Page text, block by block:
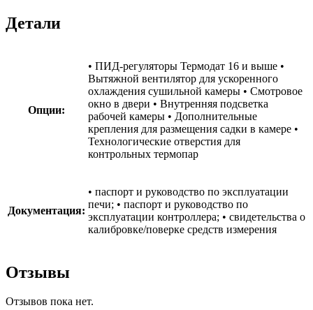
Детали
Опции:
• ПИД-регуляторы Термодат 16 и выше •
Вытяжной вентилятор для ускоренного
охлаждения сушильной камеры • Смотровое
окно в двери • Внутренняя подсветка
рабочей камеры • Дополнительные
крепления для размещения садки в камере •
Технологические отверстия для
контрольных термопар
Документация:
• паспорт и руководство по эксплуатации
печи; • паспорт и руководство по
эксплуатации контроллера; • свидетельства о
калибровке/поверке средств измерения
Отзывы
Отзывов пока нет.